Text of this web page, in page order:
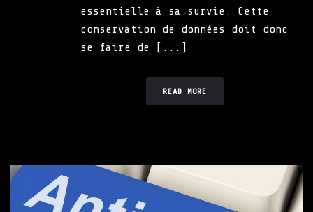
essentielle à sa survie. Cette
conservation de données doit donc
se faire de [...]
READ MORE